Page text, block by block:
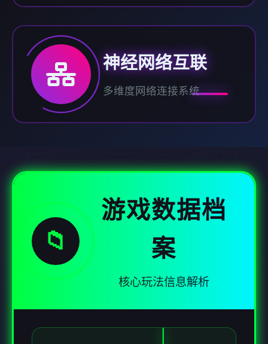
神经网络互联
多维度网络连接系统
📁
游戏数据档
案
核心玩法信息解析